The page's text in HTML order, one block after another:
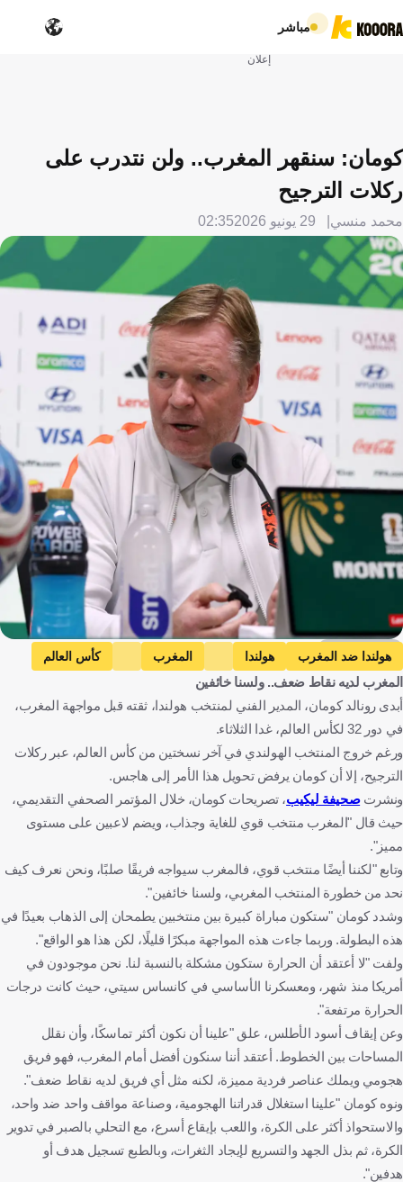
مباشر
إعلان
كومان: سنقهر المغرب.. ولن نتدرب على
ركلات الترجيح
محمد منسي 29 يونيو 2026 02:35
Getty Images
هولندا ضد المغرب هولندا المغرب
كأس العالم
رونالد كومان
هولندا المغرب
المغرب لديه نقاط ضعف.. ولسنا خائفين
أبدى رونالد كومان، المدير الفني لمنتخب هولندا، ثقته قبل مواجهة المغرب،
في دور 32 لكأس العالم، غدا الثلاثاء.
ورغم خروج المنتخب الهولندي في آخر نسختين من كأس العالم، عبر ركلات
الترجيح، إلا أن كومان يرفض تحويل هذا الأمر إلى هاجس.
ونشرتصحيفة ليكيب، تصريحات كومان، خلال المؤتمر الصحفي التقديمي،
حيث قال "المغرب منتخب قوي للغاية وجذاب، ويضم لاعبين على مستوى
مميز".
وتابع "لكننا أيضًا منتخب قوي، فالمغرب سيواجه فريقًا صلبًا، ونحن نعرف كيف
نحد من خطورة المنتخب المغربي، ولسنا خائفين".
وشدد كومان "ستكون مباراة كبيرة بين منتخبين يطمحان إلى الذهاب بعيدًا في
هذه البطولة. وربما جاءت هذه المواجهة مبكرًا قليلًا، لكن هذا هو الواقع".
ولفت "لا أعتقد أن الحرارة ستكون مشكلة بالنسبة لنا. نحن موجودون في
أمريكا منذ شهر، ومعسكرنا الأساسي في كانساس سيتي، حيث كانت درجات
الحرارة مرتفعة".
وعن إيقاف أسود الأطلس، علق "علينا أن نكون أكثر تماسكًا، وأن نقلل
المساحات بين الخطوط. أعتقد أننا سنكون أفضل أمام المغرب، فهو فريق
هجومي ويملك عناصر فردية مميزة، لكنه مثل أي فريق لديه نقاط ضعف".
ونوه كومان "علينا استغلال قدراتنا الهجومية، وصناعة مواقف واحد ضد واحد،
والاستحواذ أكثر على الكرة، واللعب بإيقاع أسرع، مع التحلي بالصبر في تدوير
الكرة، ثم بذل الجهد والتسريع لإيجاد الثغرات، وبالطبع تسجيل هدف أو
هدفين".